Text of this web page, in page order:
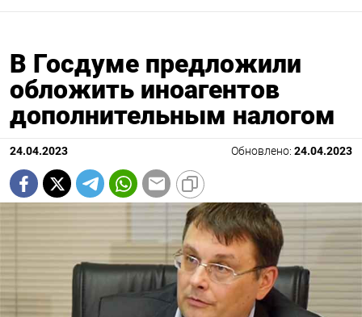
В Госдуме предложили
обложить иноагентов
дополнительным налогом
24.04.2023 Обновлено: 24.04.2023